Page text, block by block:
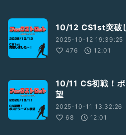
10/12 CS1st突破
2025-10-12 19:39:25
476
12:01
10/11 CS初戦！
望
2025-10-11 13:32:26
68
12:01